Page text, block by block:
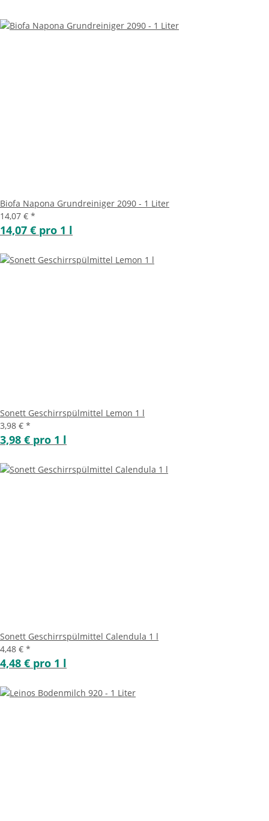
Biofa Napona Grundreiniger 2090 - 1 Liter
14,07 € *
14,07 € pro 1 l
Sonett Geschirrspülmittel Lemon 1 l
3,98 € *
3,98 € pro 1 l
Sonett Geschirrspülmittel Calendula 1 l
4,48 € *
4,48 € pro 1 l